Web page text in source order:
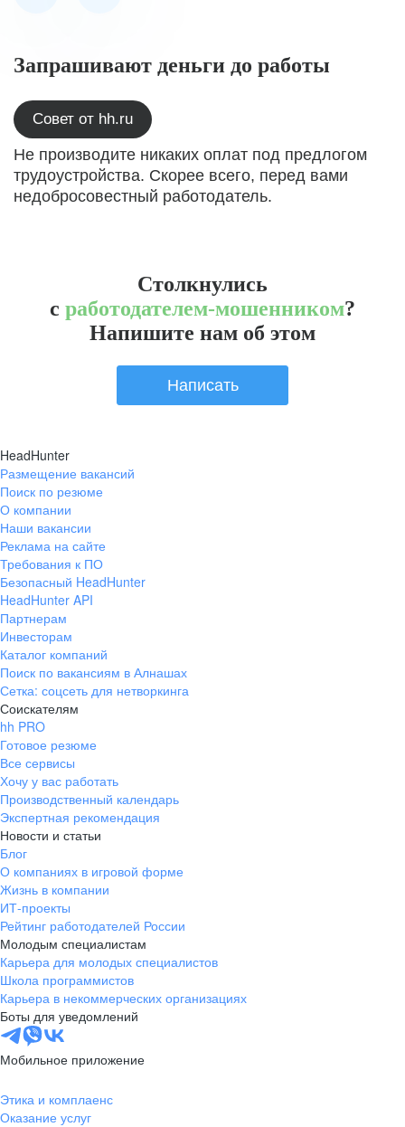
Запрашивают деньги до работы
Совет от hh.ru
Не производите никаких оплат под предлогом
трудоустройства. Скорее всего, перед вами
недобросовестный работодатель.
Столкнулись
с работодателем-мошенником?
Напишите нам об этом
Написать
HeadHunter
Размещение вакансий
Поиск по резюме
О компании
Наши вакансии
Реклама на сайте
Требования к ПО
Безопасный HeadHunter
HeadHunter API
Партнерам
Инвесторам
Каталог компаний
Поиск по вакансиям в Алнашах
Сетка: соцсеть для нетворкинга
Соискателям
hh PRO
Готовое резюме
Все сервисы
Хочу у вас работать
Производственный календарь
Экспертная рекомендация
Новости и статьи
Блог
О компаниях в игровой форме
Жизнь в компании
ИТ-проекты
Рейтинг работодателей России
Молодым специалистам
Карьера для молодых специалистов
Школа программистов
Карьера в некоммерческих организациях
Боты для уведомлений
Мобильное приложение
Этика и комплаенс
Оказание услуг